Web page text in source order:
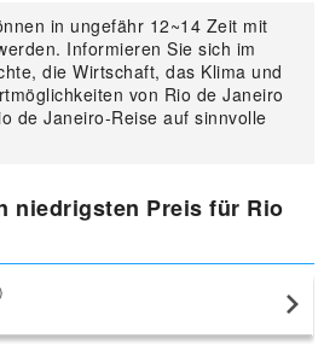
in ungefähr 12~14 Zeit mit
Informieren Sie sich im
die Wirtschaft, das Klima und
von Rio de Janeiro
de Janeiro-Reise auf sinnvolle
niedrigsten Preis für Rio